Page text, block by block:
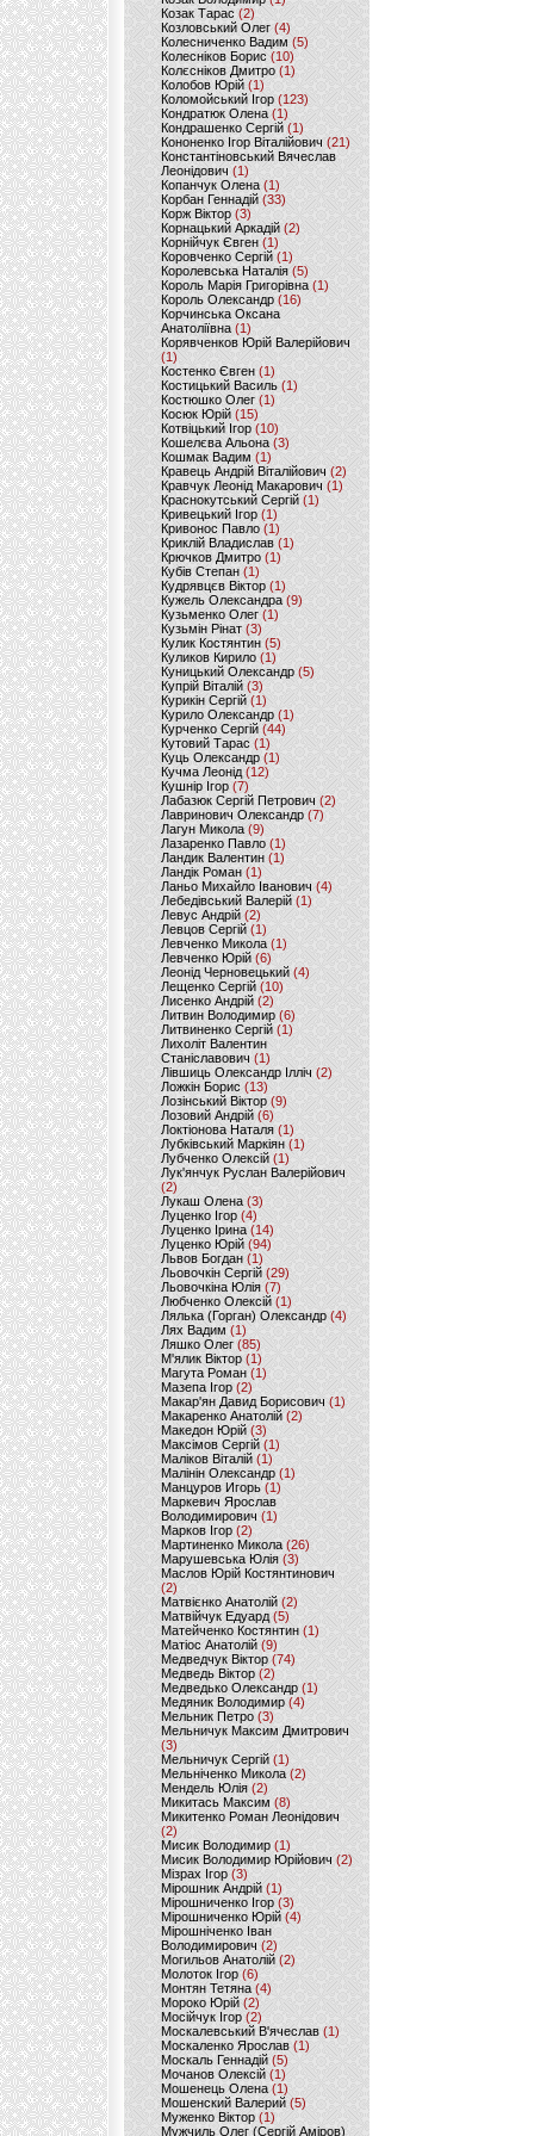
Козак Тарас (2)
Козловський Олег(4)
Колесниченко Вадим (5)
Колесніков Борис (10)
Колєсніков Дмитро (1)
Колобов Юрій (1)
Коломойський Ігор (123)
Кондратюк Олена(1)
Кондрашенко Сергій (1)
Кононенко Ігор Віталійович (21)
Константіновський Вячеслав
Леонідович (1)
Копанчук Олена (1)
Корбан Геннадій (33)
Корж Віктор (3)
Корнацький Аркадій (2)
Корнійчук Євген (1)
Коровченко Сергій (1)
Королевська Наталія(5)
Король Марія Григорівна (1)
Король Олександр (16)
Корчинська Оксана
Анатоліївна (1)
Корявченков Юрій Валерійович
(1)
Костенко Євген (1)
Костицький Василь (1)
Костюшко Олег (1)
Косюк Юрій (15)
Котвіцький Ігор (10)
Кошелєва Альона(3)
Кошмак Вадим (1)
Кравець Андрій Віталійович (2)
Кравчук Леонід Макарович (1)
Краснокутський Сергій (1)
Кривецький Ігор (1)
Кривонос Павло (1)
Криклій Владислав (1)
Крючков Дмитро(1)
Кубів Степан(1)
Кудрявцєв Віктор (1)
Кужель Олександра (9)
Кузьменко Олег (1)
Кузьмін Рінат(3)
Кулик Костянтин(5)
Куликов Кирило (1)
Куницький Олександр (5)
Купрій Віталій (3)
Курикін Сергій(1)
Курило Олександр (1)
Курченко Сергій (44)
Кутовий Тарас (1)
Куць Олександр (1)
Кучма Леонід (12)
Кушнір Ігор(7)
Лабазюк Сергій Петрович (2)
Лавринович Олександр(7)
Лагун Микола(9)
Лазаренко Павло (1)
Ландик Валентин (1)
Ландік Роман (1)
Ланьо Михайло Іванович(4)
Лебедівський Валерій(1)
Левус Андрій(2)
Левцов Сергій (1)
Левченко Микола (1)
Левченко Юрій (6)
Леонід Черновецький (4)
Лещенко Сергій (10)
Лисенко Андрій (2)
Литвин Володимир (6)
Литвиненко Сергій (1)
Лихоліт Валентин
Станіславович (1)
Лівшиць Олександр Ілліч (2)
Ложкін Борис(13)
Лозінський Віктор(9)
Лозовий Андрій (6)
Локтіонова Наталя (1)
Лубківський Маркіян(1)
Лубченко Олексій (1)
Лук'янчук Руслан Валерійович
(2)
Лукаш Олена (3)
Луценко Ігор (4)
Луценко Ірина (14)
Луценко Юрій (94)
Львов Богдан (1)
Льовочкін Сергій (29)
Льовочкіна Юлія(7)
Любченко Олексій(1)
Лялька (Горган) Олександр(4)
Лях Вадим (1)
Ляшко Олег (85)
М'ялик Віктор(1)
Магута Роман(1)
Мазепа Ігор (2)
Макар'ян Давид Борисович(1)
Макаренко Анатолій (2)
Македон Юрій(3)
Максімов Сергій (1)
Маліков Віталій (1)
Малінін Олександр (1)
Манцуров Игорь (1)
Маркевич Ярослав
Володимирович (1)
Марков Ігор (2)
Мартиненко Микола (26)
Марушевська Юлія (3)
Маслов Юрій Костянтинович
(2)
Матвієнко Анатолій (2)
Матвійчук Едуард(5)
Матейченко Костянтин (1)
Матіос Анатолій (9)
Медведчук Віктор(74)
Медведь Віктор (2)
Медведько Олександр (1)
Медяник Володимир(4)
Мельник Петро (3)
Мельничук Максим Дмитрович
(3)
Мельничук Сергій (1)
Мельніченко Микола (2)
Мендель Юлія (2)
Микитась Максим (8)
Микитенко Роман Леонідович
(2)
Мисик Володимир (1)
Мисик Володимир Юрійович(2)
Мізрах Ігор(3)
Мірошник Андрій(1)
Мірошниченко Ігор (3)
Мірошниченко Юрій(4)
Мірошніченко Іван
Володимирович (2)
Могильов Анатолій (2)
Молоток Ігор (6)
Монтян Тетяна (4)
Мороко Юрій(2)
Мосійчук Ігор (2)
Москалевський В'ячеслав (1)
Москаленко Ярослав (1)
Москаль Геннадій (5)
Мочанов Олексій(1)
Мошенець Олена(1)
Мошенский Валерий (5)
Муженко Віктор (1)
Мужчиль Олег (Сергій Аміров)